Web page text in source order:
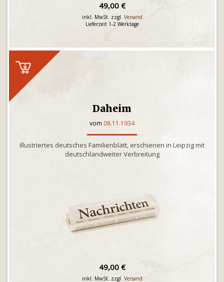
49,00 €
inkl. MwSt. zzgl. Versand
Lieferzeit 1-2 Werktage
Daheim
vom 08.11.1934
illustriertes deutsches Familienblatt, erschienen in Leipzig mit
deutschlandweiter Verbreitung
49,00 €
inkl. MwSt. zzgl. Versand